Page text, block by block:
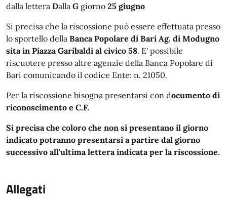
dalla lettera Dalla G giorno 25 giugno
Si precisa che la riscossione può essere effettuata presso
lo sportello della Banca Popolare di Bari Ag. di Modugno
sita in Piazza Garibaldi al civico 58. E' possibile
riscuotere presso altre agenzie della Banca Popolare di
Bari comunicando il codice Ente: n. 21050.
Per la riscossione bisogna presentarsi con documento di
riconoscimento e C.F.
Si precisa che coloro che non si presentano il giorno
indicato potranno presentarsi a partire dal giorno
successivo all'ultima lettera indicata per la riscossione.
Allegati